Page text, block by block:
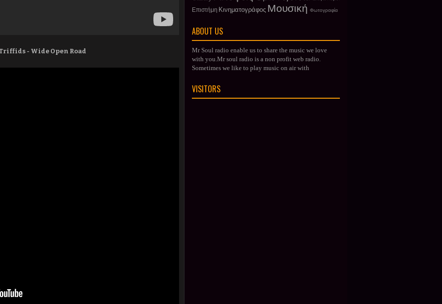
- Wide Open Road
Επιστήμη Κινηματογράφος Μουσική Φωτογραφία
ABOUT US
Mr Soul radio enable us to share the music we love
with you.Mr soul radio is a non profit web radio.
Sometimes we like to play music on air with
VISITORS